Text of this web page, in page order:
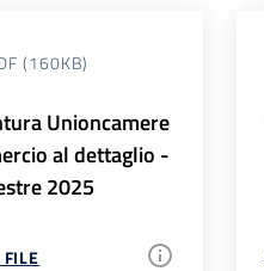
(160KB)
Unioncamere
al dettaglio -
2025